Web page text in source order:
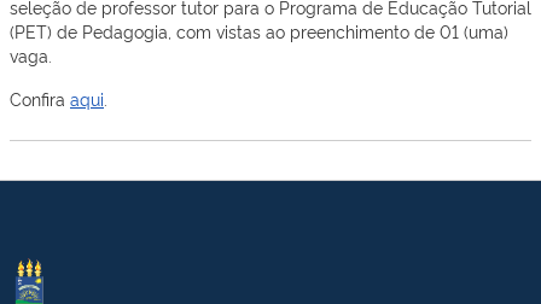
seleção de professor tutor para o Programa de Educação Tutorial
(PET) de Pedagogia, com vistas ao preenchimento de 01 (uma)
vaga.
Confira aqui